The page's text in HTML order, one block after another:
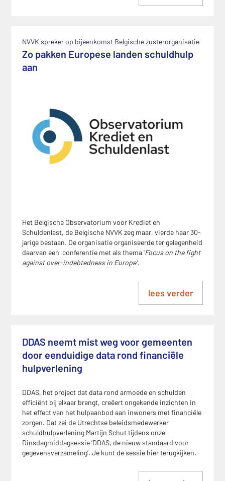
NVVK spreker op bijeenkomst Belgische zusterorganisatie
Zo pakken Europese landen schuldhulp
aan
Het Belgische Observatorium voor Krediet en
Schuldenlast, de Belgische NVVK zeg maar, vierde haar 30-
jarige bestaan. De organisatie organiseerde ter gelegenheid
daarvan een conferentie met als thema 'Focus on the fight
against over-indebtedness in Europe'.
lees verder
DDAS neemt mist weg voor gemeenten
door eenduidige data rond financiële
hulpverlening
DDAS, het project dat data rond armoede en schulden
efficiënt bij elkaar brengt, creëert ongekende inzichten in
het effect van het hulpaanbod aan inwoners met financiële
zorgen. Dat zei de Utrechtse beleidsmedewerker
schuldhulpverlening Martijn Schut tijdens onze
Dinsdagmiddagsessie ‘DDAS, de nieuw standaard voor
gegevensverzameling’. Je kunt de sessie hier terugkijken.